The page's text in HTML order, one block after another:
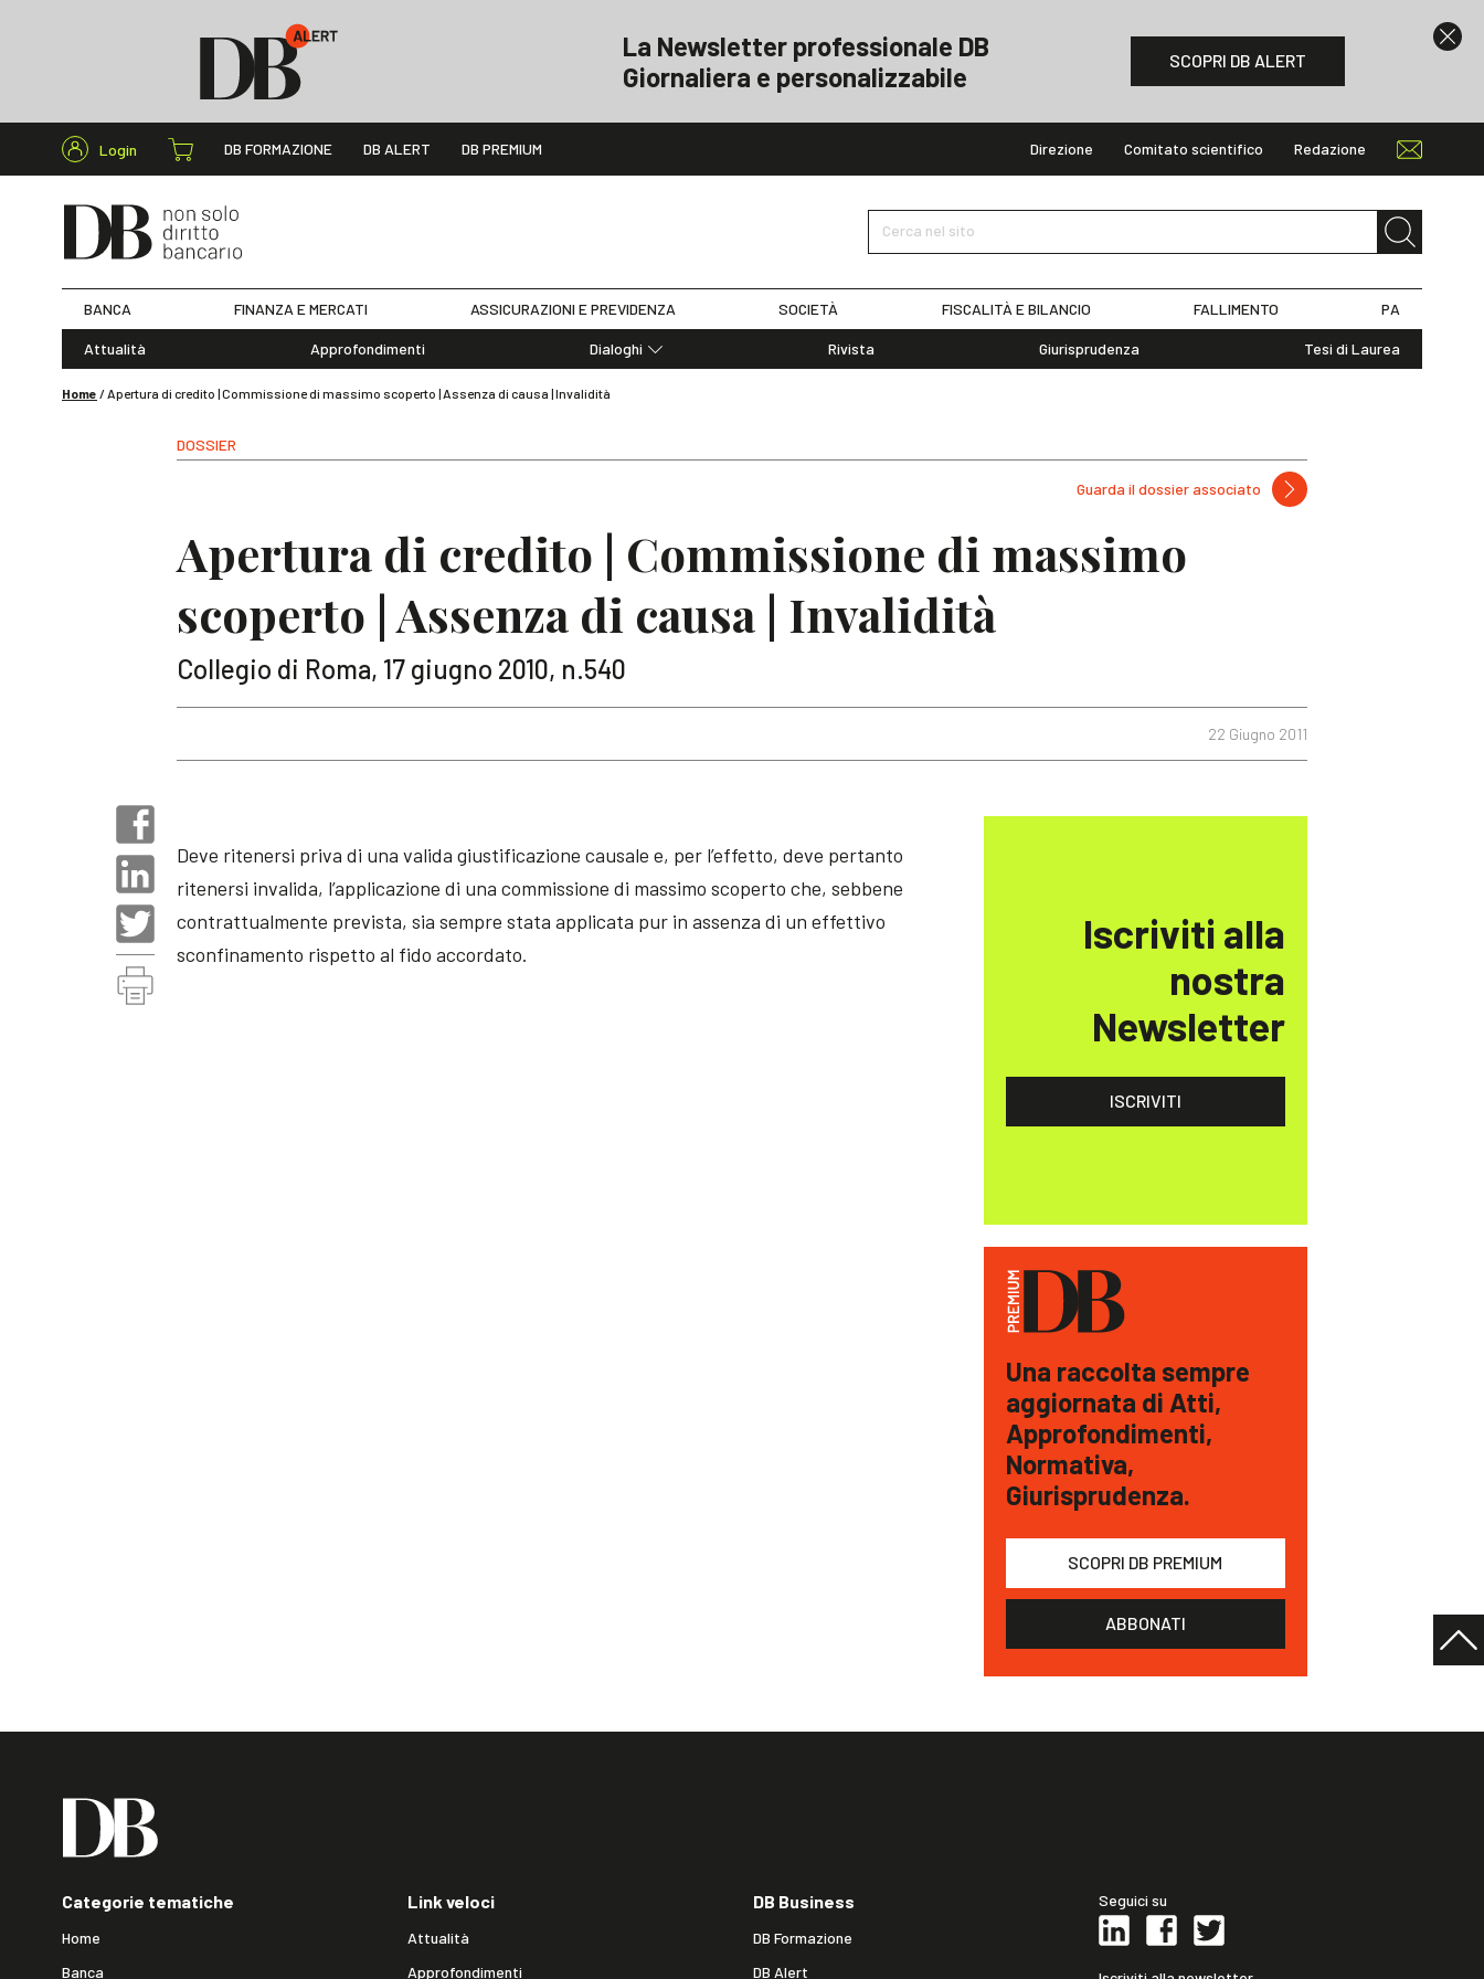
La Newsletter professionale DB
Giornaliera e personalizzabile
SCOPRI DB ALERT
Login DB FORMAZIONE DB ALERT DB PREMIUM Direzione Comitato scientifico Redazione
Cerca nel sito
BANCA FINANZA E MERCATI ASSICURAZIONI E PREVIDENZA SOCIETÀ FISCALITÀ E BILANCIO FALLIMENTO PA
Attualità Approfondimenti
Dialoghi
Rivista Giurisprudenza Tesi di Laurea
Home /Apertura di credito | Commissione di massimo scoperto | Assenza di causa | Invalidità
DOSSIER
Guarda il dossier associato
Apertura di credito | Commissione di massimo
scoperto | Assenza di causa | Invalidità
Collegio di Roma, 17 giugno 2010, n.540
22 Giugno 2011
Deve ritenersi priva di una valida giustificazione causale e, per l’effetto, deve pertanto
ritenersi invalida, l’applicazione di una commissione di massimo scoperto che, sebbene
contrattualmente prevista, sia sempre stata applicata pur in assenza di un effettivo
sconfinamento rispetto al fido accordato.
Iscriviti alla
nostra
Newsletter
ISCRIVITI
Una raccolta sempre
aggiornata di Atti,
Approfondimenti,
Normativa,
Giurisprudenza.
SCOPRI DB PREMIUM
ABBONATI
Categorie tematiche
Home
Banca
Link veloci
Attualità
Approfondimenti
DB Business
DB Formazione
DB Alert
Seguici su